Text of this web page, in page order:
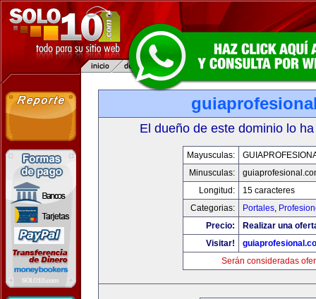
El dueño de este dominio lo
Mayusculas:
Minusculas:
Longitud:
15 caracteres
Categorias:
Portales,
Precio:
Realizar una
Visitar!
Serán consideradas